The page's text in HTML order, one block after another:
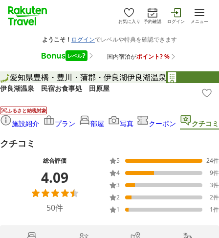
お気に入り 予約確認 ログイン メニュー
愛知県豊橋・豊川・蒲郡・伊良湖伊良湖温泉
伊良湖温泉 民宿お食事処 田原屋
ふるさと納税対象
施設紹介 プラン 部屋 写真 クーポン クチコミ
クチコミ
総合評価
4.09
50件
5 24件
4
9件
3
3件
2
2件
1
1件